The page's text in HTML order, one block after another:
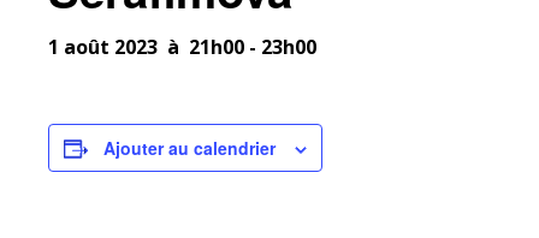
1 août 2023 à 21h00 - 23h00
Ajouter au calendrier